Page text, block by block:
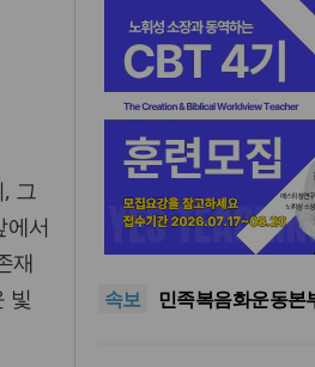
그
서
재
빛
속보
“한국 복음의 시작
다 먼저 일본이 있
“기도로 시작한 스
한미동맹의 가교
한기연 “전쟁을 부
성회 개최
민족복음화운동본